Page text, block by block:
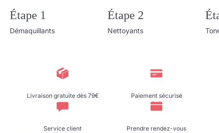
Étape 1
Démaquillants
Étape 2
Nettoyants
Livraison gratuite dès 79€ Paiement sécurisé
Service client
Prendre rendez-vous